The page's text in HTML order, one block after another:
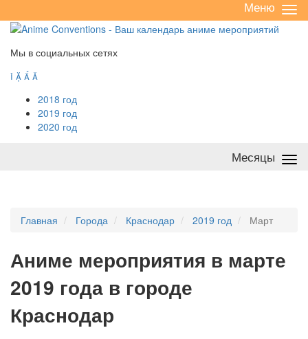
/
Меню
Мы в социальных сетях
   
2018 год
2019 год
2020 год
Месяцы
Главная Города Краснодар 2019 год Март
Аниме мероприятия в марте
2019 года в городе
Краснодар